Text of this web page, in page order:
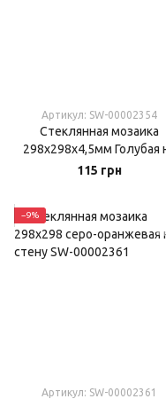
Артикул: SW-00002354
Стеклянная мозаика
298х298х4,5мм Голубая
стену
115 грн
−9%
Артикул: SW-00002361